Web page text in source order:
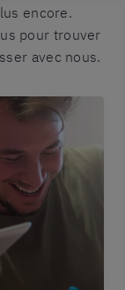
encore.
pour trouver
avec nous.